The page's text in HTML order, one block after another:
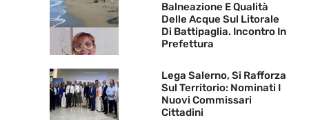
Balneazione E Qualità
Delle Acque Sul Litorale
Di Battipaglia. Incontro In
Prefettura
Lega Salerno, Si Rafforza
Sul Territorio: Nominati I
Nuovi Commissari
Cittadini